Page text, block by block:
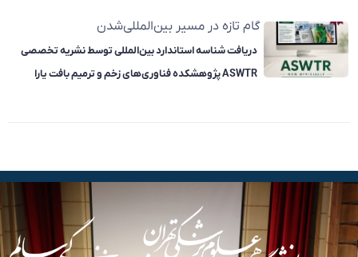
گام تازه در مسیر بین‌المللی‌شدن
دریافت شناسه استاندارد بین‌المللی توسط نشریه تخصصی
ASWTR پژوهشکده فناوری‌های زخم و ترمیم بافت یارا